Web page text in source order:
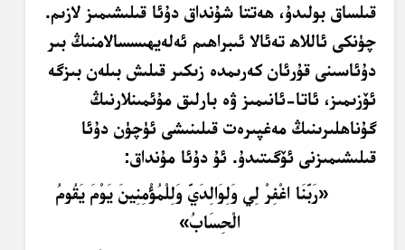
قىلساق بولىدۇ، ھەتتا شۇنداق دۇئا قىلىشىمىز لازىم.
چۈنكى ئاللاھ تەئالا ئىبراھىم ئەلەيھىسسالامنىڭ بىر
دۇئاسىنى قۇرئان كەرىمدە زىكىر قىلىش بىلەن بىزگە
ئۆزىمىز، ئاتا-ئانىمىز ۋە بارلىق مۇئمىنلارنىڭ
گۇناھلىرىنىڭ مەغپىرەت قىلىنىشى ئۈچۈن دۇئا
قىلىشىمىزنى ئۆگىتىدۇ. ئۇ دۇئا مۇنداق:
«ربنا اغفر لي ولوالدي وللمُؤْمنين يوم يقوم
الحساب»